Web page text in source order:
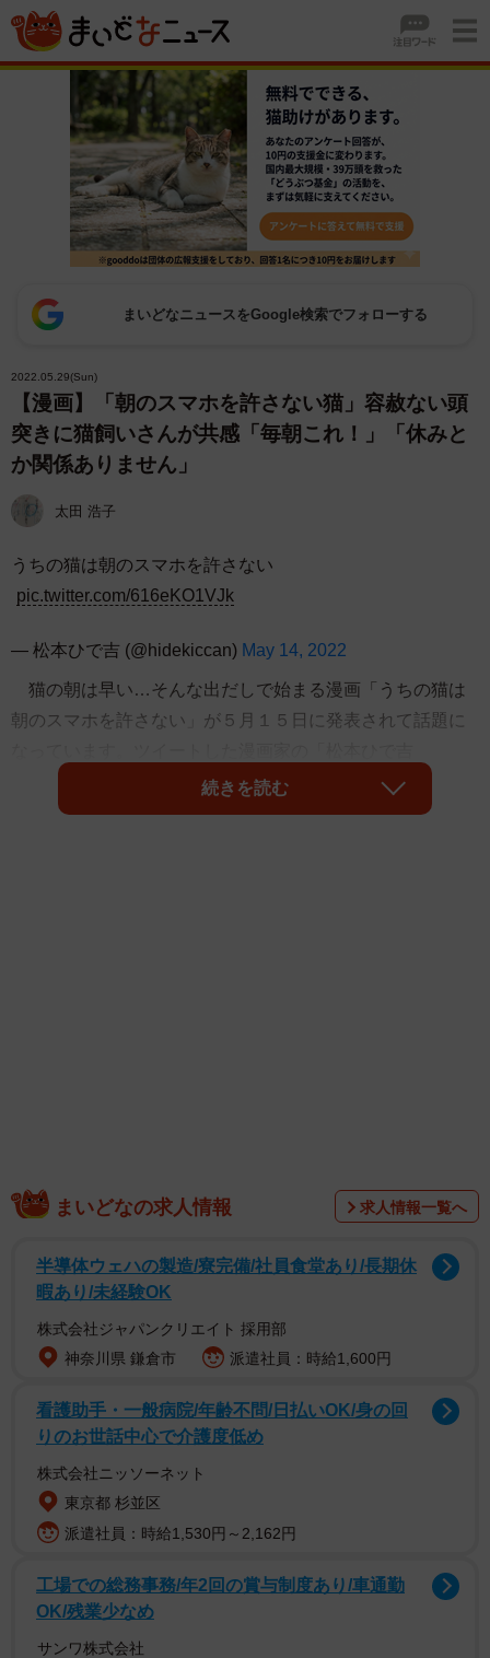
まいどなニュースをGoogle検索でフォローする
2022.05.29(Sun)
【漫画】「朝のスマホを許さない猫」容赦ない頭
突きに猫飼いさんが共感「毎朝これ！」「休みと
か関係ありません」
太田 浩子
うちの猫は朝のスマホを許さない
pic.twitter.com/616eKO1VJk
— 松本ひで吉 (@hidekiccan) May 14, 2022
猫の朝は早い…そんな出だしで始まる漫画「うちの猫は
朝のスマホを許さない」が５月１５日に発表されて話題に
）」さんに話を聞きました。
ゴッ！（提供：松本ひで吉さん）
る松本さんを、お腹が減った猫さまが「まだか？」という
表情で見つめています。そんなことに気が付かずに、起き
上がりたくない松本さんはうだうだタイムを続行中。する
といきなりゴッという鈍い音がして、スマホが手から落下
続きを読む
まいどなの求人情報 求人情報一覧へ
半導体ウェハの製造/寮完備/社員食堂あり/長期休
暇あり/未経験OK
株式会社ジャパンクリエイト 採用部
神奈川県 鎌倉市
派遣社員：時給1,600円
看護助手・一般病院/年齢不問/日払いOK/身の回
りのお世話中心で介護度低め
株式会社ニッソーネット
東京都 杉並区
派遣社員：時給1,530円～2,162円
工場での総務事務/年2回の賞与制度あり/車通勤
OK/残業少なめ
サンワ株式会社